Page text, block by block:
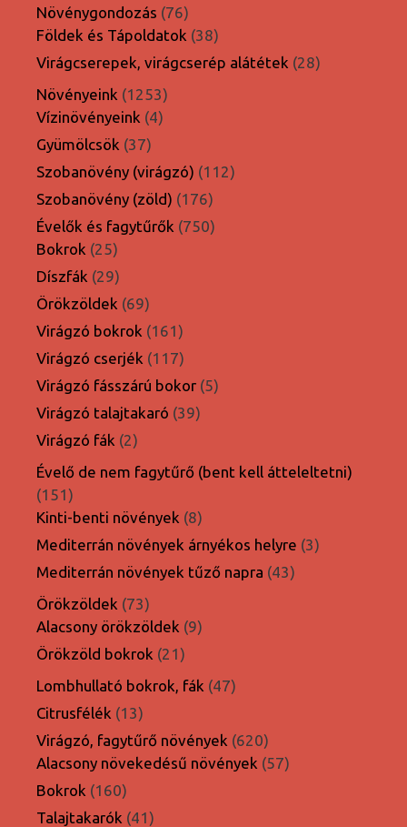
termék
Növénygondozás 7676
termék
Földek és Tápoldatok 3838
termék
Virágcserepek, virágcserép alátétek 2828
Növényeink 12531253
termék
Vízinövényeink 44
Gyümölcsök 3737
termék
Szobanövény (virágzó) 112112
Szobanövény (zöld) 176176
termék
Évelők és fagytűrők 750750
Bokrok 2525
termék
Díszfák 2929
termék
Örökzöldek 6969
termék
Virágzó bokrok 161161
termék
Virágzó cserjék 117117
termék
Virágzó fásszárú bokor 55
Virágzó talajtakaró 3939
Virágzó fák 22
termék
Évelő de nem fagytűrő (bent kell átteleltetni)
151151
termék
Kinti-benti növények 88
termék
Mediterrán növények árnyékos helyre 33
Mediterrán növények tűző napra 4343
Örökzöldek 7373
termék
Alacsony örökzöldek 99
Örökzöld bokrok 2121
termék
Lombhullató bokrok, fák 4747
Citrusfélék 1313
termék
Virágzó, fagytűrő növények 620620
termék
Alacsony növekedésű növények 5757
Bokrok 160160
termék
Talajtakarók 4141